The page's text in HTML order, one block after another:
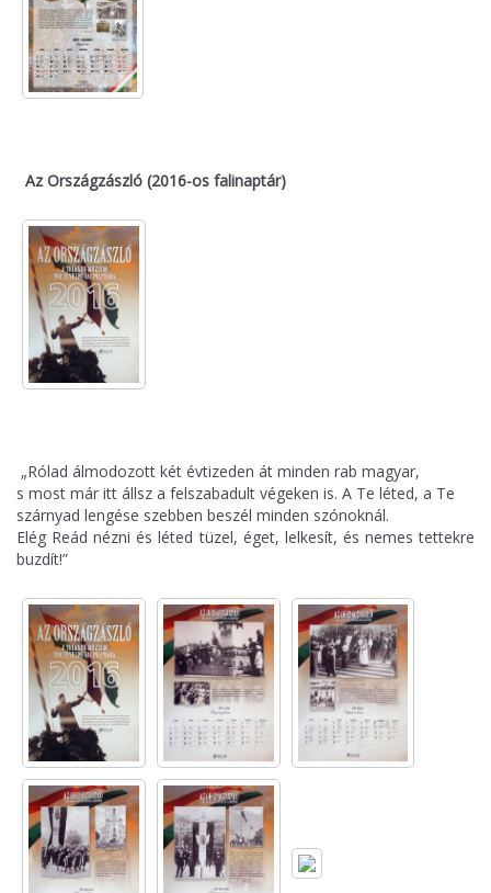
Az Országzászló (2016-os falinaptár)
„Rólad álmodozott két évtizeden át minden rab magyar,
s most már itt állsz a felszabadult végeken is. A Te léted, a Te
szárnyad lengése szebben beszél minden szónoknál.
Elég Reád nézni és léted tüzel, éget, lelkesít, és nemes tettekre
buzdít!”